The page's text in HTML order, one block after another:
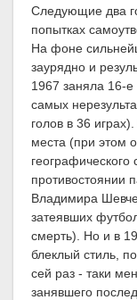
Следующие два
попытках
На фоне
заурядно и
1967 заняла 16-
самых
голов в 36
места (при этом
противостоянии
Владимира
затеявших
смерть). Но и в
блеклый стиль,
сей раз - таки
занявшего